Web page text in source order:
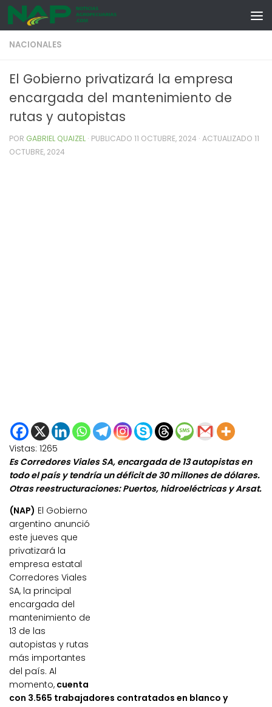
Skip to content
NACIONALES
El Gobierno privatizará la empresa
encargada del mantenimiento de
rutas y autopistas
POR GABRIEL QUAIZEL · PUBLICADO 11 OCTUBRE, 2024 · ACTUALIZADO 11
OCTUBRE, 2024
Vistas: 1265
Es Corredores Viales SA, encargada de 13 autopistas en
todo el país y tendría un déficit de 30 millones de dólares.
Otras reestructuraciones: Puertos, hidroeléctricas y Arsat.
(NAP) El Gobierno
argentino anunció
este jueves que
privatizará la
empresa estatal
Corredores Viales
SA, la principal
encargada del
mantenimiento de
13 de las
autopistas y rutas
más importantes
del país. Al
momento, cuenta
con 3.565 trabajadores contratados en blanco y